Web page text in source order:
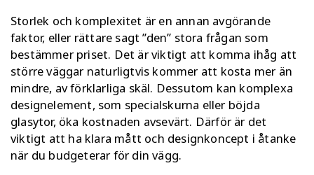
Storlek och komplexitet är en annan avgörande
faktor, eller rättare sagt ”den” stora frågan som
bestämmer priset. Det är viktigt att komma ihåg att
större väggar naturligtvis kommer att kosta mer än
mindre, av förklarliga skäl. Dessutom kan komplexa
designelement, som specialskurna eller böjda
glasytor, öka kostnaden avsevärt. Därför är det
viktigt att ha klara mått och designkoncept i åtanke
när du budgeterar för din vägg.